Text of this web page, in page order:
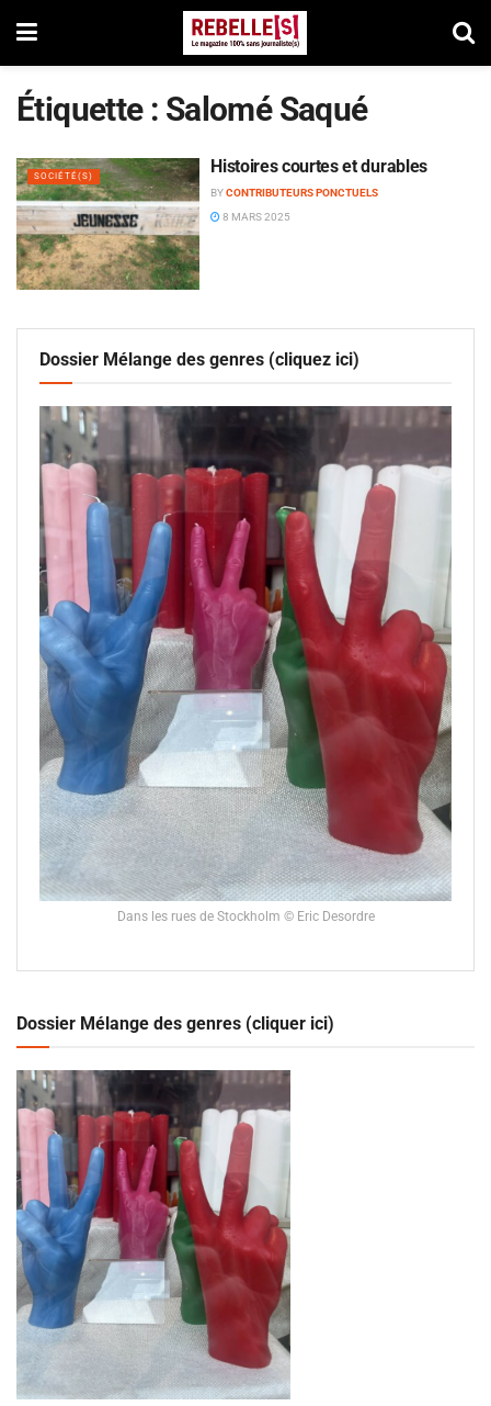
Étiquette : Salomé Saqué
SOCIÉTÉ(S) Histoires courtes et durables
BYCONTRIBUTEURS PONCTUELS
8 MARS 2025
Dossier Mélange des genres (cliquez ici)
Dans les rues de Stockholm © Eric Desordre
Dossier Mélange des genres (cliquer ici)